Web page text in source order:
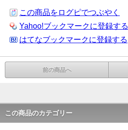
この商品をログピでつぶやく
Yahoo!ブックマークに登録する
はてなブックマークに登録する
前の商品へ
この商品のカテゴリー